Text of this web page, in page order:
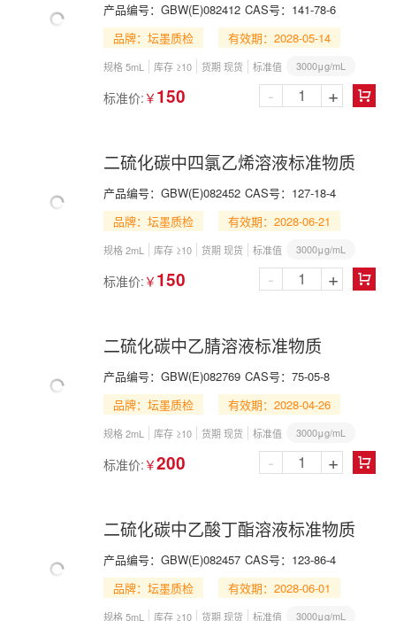
产品编号： GBW(E)082412 CAS号： 141-78-6
品牌：坛墨质检
有效期：2028-05-14
规格 5mL 库存 ≥10 货期 现货 标准值 3000μg/mL
标准价: ￥ 150 
- +
二硫化碳中四氯乙烯溶液标准物质
产品编号： GBW(E)082452 CAS号： 127-18-4
品牌：坛墨质检
有效期：2028-06-21
规格 2mL 库存 ≥10 货期 现货 标准值 3000μg/mL
标准价: ￥ 150 
- +
二硫化碳中乙腈溶液标准物质
产品编号： GBW(E)082769 CAS号： 75-05-8
品牌：坛墨质检
有效期：2028-04-26
规格 2mL 库存 ≥10 货期 现货 标准值 3000μg/mL
标准价: ￥200 
- +
二硫化碳中乙酸丁酯溶液标准物质
产品编号： GBW(E)082457 CAS号： 123-86-4
品牌：坛墨质检
有效期：2028-06-01
规格 5mL 库存 ≥10 货期 现货 标准值 3000μg/mL